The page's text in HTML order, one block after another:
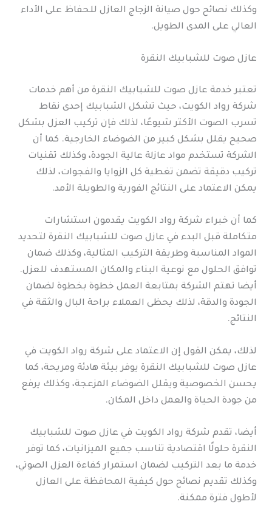
وكذلك نصائح حول صيانة الزجاج العازل للحفاظ على الأداء
العالي على المدى الطويل.
عازل صوت للشبابيك النقرة
تعتبر خدمة عازل صوت للشبابيك النقرة من أهم خدمات
شركة رواد الكويت، حيث تشكل الشبابيك إحدى نقاط
تسرب الصوت الأكثر شيوعًا، لذلك فإن تركيب العزل بشكل
صحيح يقلل بشكل كبير من الضوضاء الخارجية. كما أن
الشركة تستخدم مواد عازلة عالية الجودة، وكذلك تقنيات
تركيب دقيقة تضمن تغطية كل الزوايا والفجوات، لذلك
يمكن الاعتماد على النتائج الفورية والطويلة الأمد.
كما أن خبراء شركة رواد الكويت يقدمون استشارات
متكاملة قبل البدء في عازل صوت للشبابيك النقرة لتحديد
المواد المناسبة وطريقة التركيب المثالية، وكذلك ضمان
توافق الحلول مع نوعية البناء والمكان المستهدف للعزل.
أيضا تهتم الشركة بمتابعة العمل خطوة بخطوة لضمان
الجودة والدقة، لذلك يحظى العملاء براحة البال والثقة في
النتائج.
لذلك، يمكن القول إن الاعتماد على شركة رواد الكويت في
عازل صوت للشبابيك النقرة يوفر بيئة هادئة ومريحة، كما
يحسن الخصوصية ويقلل الضوضاء المزعجة، وكذلك يرفع
من جودة الحياة والعمل داخل المكان.
أيضا، تقدم شركة رواد الكويت في عازل صوت للشبابيك
النقرة حلولًا اقتصادية تناسب جميع الميزانيات، كما توفر
خدمة ما بعد التركيب لضمان استمرار كفاءة العزل الصوتي،
وكذلك تقديم نصائح حول كيفية المحافظة على العازل
لأطول فترة ممكنة.